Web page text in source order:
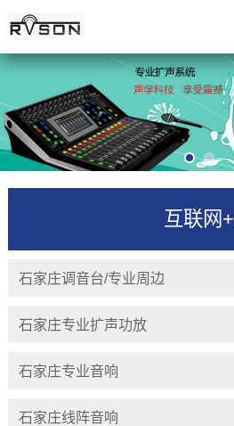
互联网+
石家庄调音台/专业周边
石家庄专业扩声功放
石家庄专业音响
石家庄线阵音响